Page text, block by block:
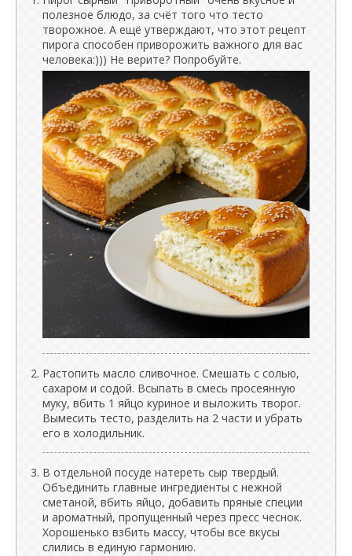
полезное блюдо, за счёт того что тесто
творожное. А ещё утверждают, что этот рецепт
пирога способен приворожить важного для вас
человека:))) Не верите? Попробуйте.
Растопить масло сливочное. Смешать с солью,
сахаром и содой. Всыпать в смесь просеянную
муку, вбить 1 яйцо куриное и выложить творог.
Вымесить тесто, разделить на 2 части и убрать
его в холодильник.
В отдельной посуде натереть сыр твердый.
Объединить главные ингредиенты с нежной
сметаной, вбить яйцо, добавить пряные специи
и ароматный, пропущенный через пресс чеснок.
Хорошенько взбить массу, чтобы все вкусы
слились в единую гармонию.